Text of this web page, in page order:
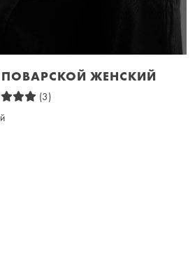
ПОВАРСКОЙ ЖЕНСКИЙ
(3)